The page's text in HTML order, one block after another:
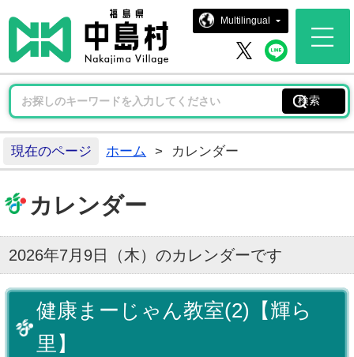
中島村ホ
Multilingual
中島村 X中島
現在のページ ホーム > カレンダー
カレンダー
2026年7月9日（木）のカレンダーです
健康まーじゃん教室(2)【輝ら
里】